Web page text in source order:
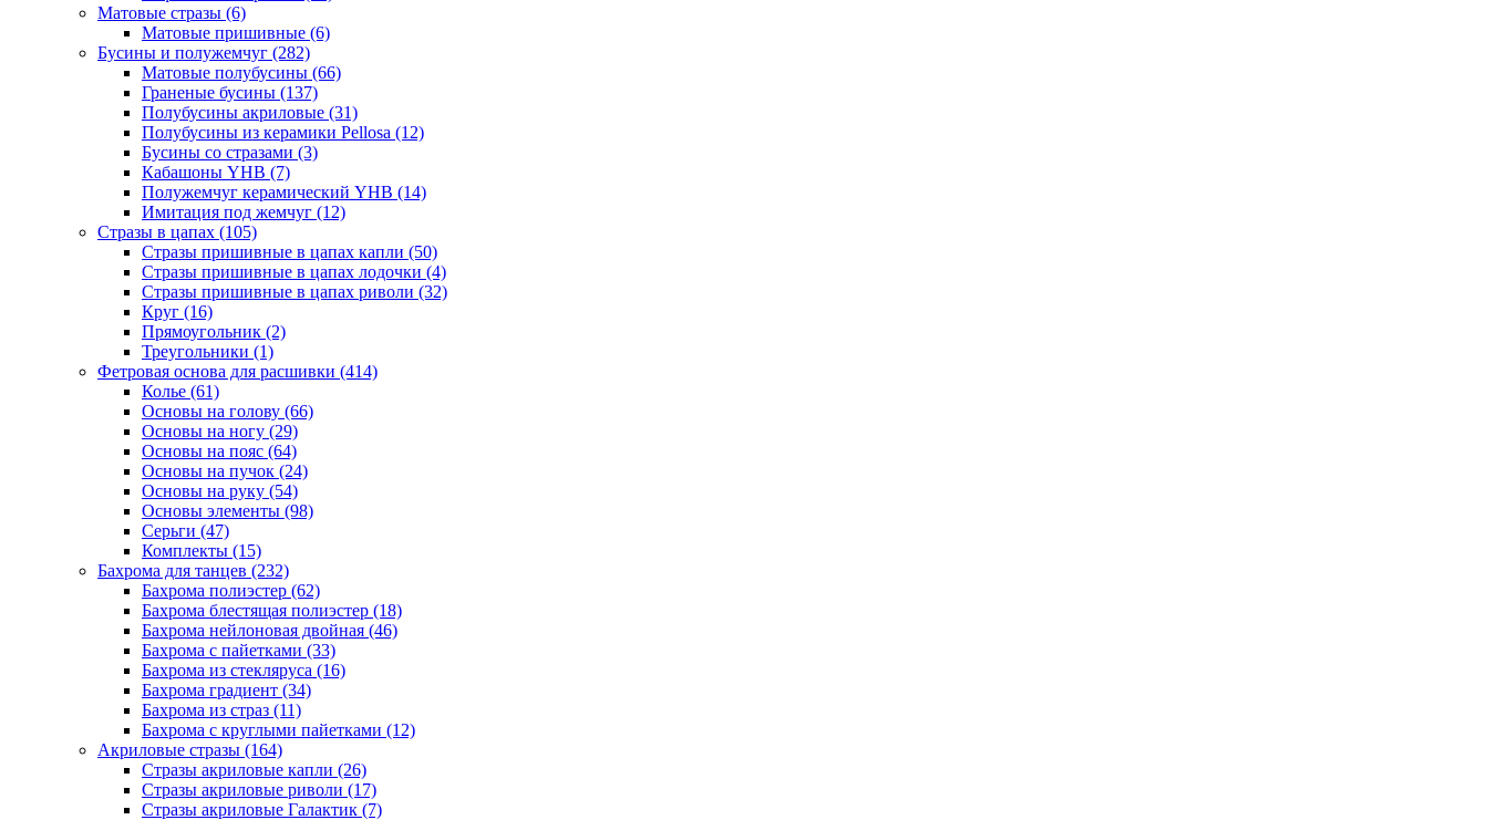
Матовые стразы (6)
Матовые пришивные (6)
Бусины и полужемчуг (282)
Матовые полубусины (66)
Граненые бусины (137)
Полубусины акриловые (31)
Полубусины из керамики Pellosa (12)
Бусины со стразами (3)
Кабашоны YHB (7)
Полужемчуг керамический YHB (14)
Имитация под жемчуг (12)
Стразы в цапах (105)
Стразы пришивные в цапах капли (50)
Стразы пришивные в цапах лодочки (4)
Стразы пришивные в цапах риволи (32)
Круг (16)
Прямоугольник (2)
Треугольники (1)
Фетровая основа для расшивки (414)
Колье (61)
Основы на голову (66)
Основы на ногу (29)
Основы на пояс (64)
Основы на пучок (24)
Основы на руку (54)
Основы элементы (98)
Серьги (47)
Комплекты (15)
Бахрома для танцев (232)
Бахрома полиэстер (62)
Бахрома блестящая полиэстер (18)
Бахрома нейлоновая двойная (46)
Бахрома с пайетками (33)
Бахрома из стекляруса (16)
Бахрома градиент (34)
Бахрома из страз (11)
Бахрома с круглыми пайетками (12)
Акриловые стразы (164)
Стразы акриловые капли (26)
Стразы акриловые риволи (17)
Стразы акриловые Галактик (7)